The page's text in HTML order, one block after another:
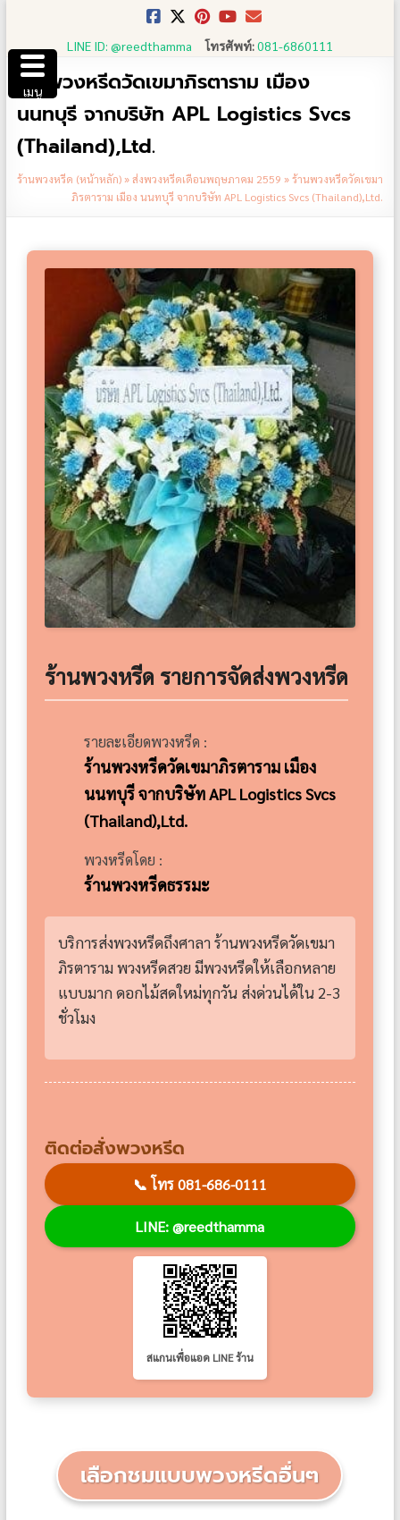
content
LINE ID: @reedthamma โทรศัพท์:081-6860111
ร้านพวงหรีดวัดเขมาภิรตาราม เมือง
นนทบุรี จากบริษัท APL Logistics Svcs
(Thailand),Ltd.
ร้านพวงหรีด (หน้าหลัก)»ส่งพวงหรีดเดือนพฤษภาคม 2559 »ร้านพวงหรีดวัดเขมา
ภิรตาราม เมือง นนทบุรี จากบริษัท APL Logistics Svcs (Thailand),Ltd.
ร้านพวงหรีด รายการจัดส่งพวงหรีด
รายละเอียดพวงหรีด :
ร้านพวงหรีดวัดเขมาภิรตาราม เมือง
นนทบุรี จากบริษัท APL Logistics Svcs
(Thailand),Ltd.
พวงหรีดโดย :
ร้านพวงหรีดธรรมะ
บริการส่งพวงหรีดถึงศาลา ร้านพวงหรีดวัดเขมา
ภิรตาราม พวงหรีดสวย มีพวงหรีดให้เลือกหลาย
แบบมาก ดอกไม้สดใหม่ทุกวัน ส่งด่วนได้ใน 2-3
ชั่วโมง
ติดต่อสั่งพวงหรีด
📞 โทร 081-686-0111
LINE: @reedthamma
สแกนเพื่อแอด LINE ร้าน
เลือกชมแบบพวงหรีดอื่นๆ
เมนู